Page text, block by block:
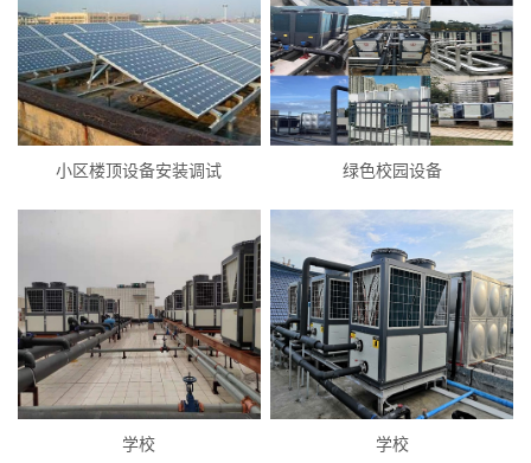
小区楼顶设备安装调试 绿色校园设备
学校 学校